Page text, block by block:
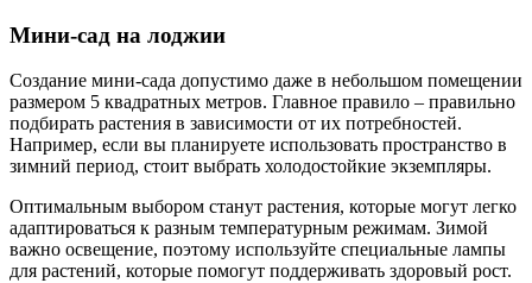
Мини-сад на лоджии
Создание мини-сада допустимо даже в небольшом помещении
размером 5 квадратных метров. Главное правило – правильно
подбирать растения в зависимости от их потребностей.
Например, если вы планируете использовать пространство в
зимний период, стоит выбрать холодостойкие экземпляры.
Оптимальным выбором станут растения, которые могут легко
адаптироваться к разным температурным режимам. Зимой
важно освещение, поэтому используйте специальные лампы
для растений, которые помогут поддерживать здоровый рост.